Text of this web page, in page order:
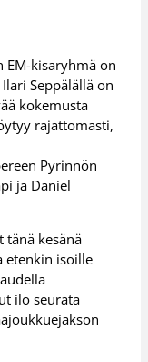
EM-kisaryhmä on
Seppälällä on
kokemusta
rajattomasti,
Pyrinnön
ja Daniel
tänä kesänä
etenkin isoille
ilo seurata